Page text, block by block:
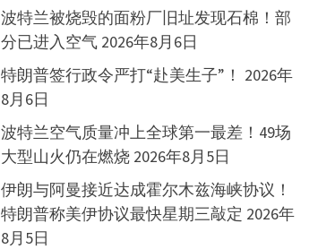
波特兰被烧毁的面粉厂旧址发现石棉！部
分已进入空气 2026年8月6日
特朗普签行政令严打“赴美生子”！ 2026年
8月6日
波特兰空气质量冲上全球第一最差！49场
大型山火仍在燃烧 2026年8月5日
伊朗与阿曼接近达成霍尔木兹海峡协议！
特朗普称美伊协议最快星期三敲定 2026年
8月5日